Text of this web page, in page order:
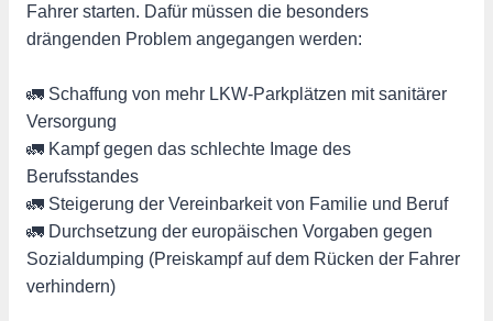
Fahrer starten. Dafür müssen die besonders
drängenden Problem angegangen werden:
🚛 Schaffung von mehr LKW-Parkplätzen mit sanitärer
Versorgung
🚛 Kampf gegen das schlechte Image des
Berufsstandes
🚛 Steigerung der Vereinbarkeit von Familie und Beruf
🚛 Durchsetzung der europäischen Vorgaben gegen
Sozialdumping (Preiskampf auf dem Rücken der Fahrer
verhindern)